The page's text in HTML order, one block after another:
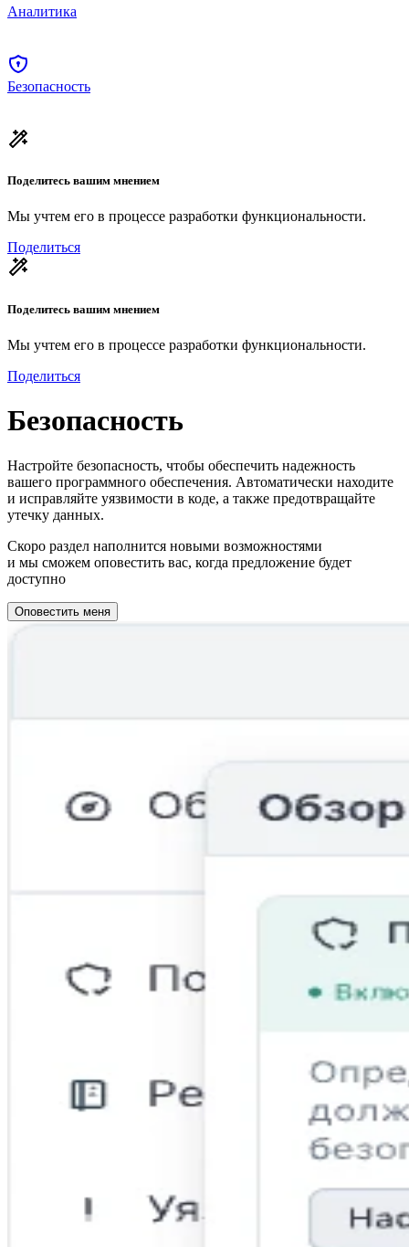
Аналитика
Безопасность
Поделитесь вашим мнением
Мы учтем его в процессе разработки функциональности.
Поделиться
Поделитесь вашим мнением
Мы учтем его в процессе разработки функциональности.
Поделиться
Безопасность
Настройте безопасность, чтобы обеспечить надежность
вашего программного обеспечения. Автоматически находите
и исправляйте уязвимости в коде, а также предотвращайте
утечку данных.
Скоро раздел наполнится новыми возможностями
и мы сможем оповестить вас, когда предложение будет
доступно
Оповестить меня